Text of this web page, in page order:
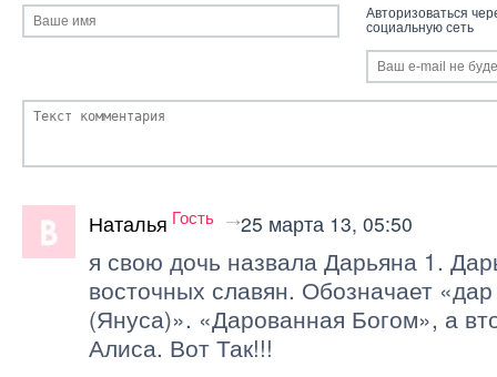
Авторизоваться
социальную сеть
Наталья Гость 25 марта 13, 05:50
я свою дочь назвала Дарьяна 1.
восточных славян. Обозначает
(Януса)». «Дарованная Богом», а
Алиса. Вот Так!!!